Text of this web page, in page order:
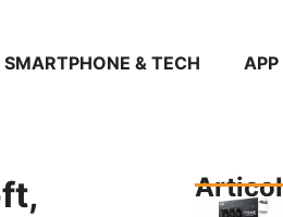
SMARTPHONE & TECH APP